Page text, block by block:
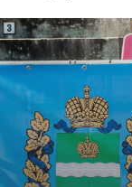
Общество
Погода